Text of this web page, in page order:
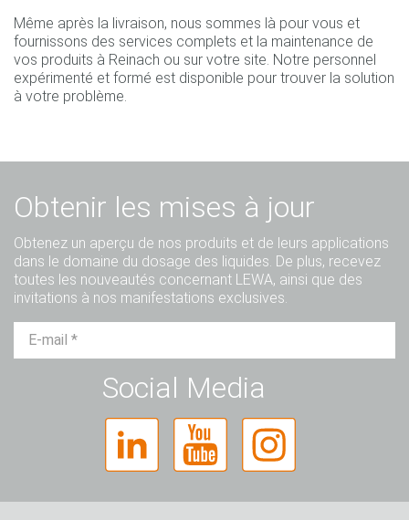
Même après la livraison, nous sommes là pour vous et
fournissons des services complets et la maintenance de
vos produits à Reinach ou sur votre site. Notre personnel
expérimenté et formé est disponible pour trouver la solution
à votre problème.
Obtenir les mises à jour
Obtenez un aperçu de nos produits et de leurs applications
dans le domaine du dosage des liquides. De plus, recevez
toutes les nouveautés concernant LEWA, ainsi que des
invitations à nos manifestations exclusives.
Mme Divers
Social Media